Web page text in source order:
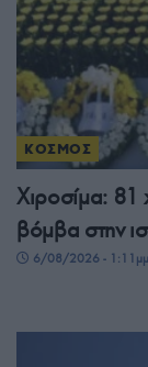
ΚΟΣΜΟΣ
Χιροσίμα: 81
βόμβα στην
6/08/2026 - 1:11μμ